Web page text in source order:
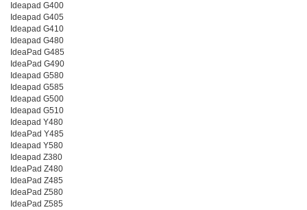
Ideapad G400
Ideapad G405
Ideapad G410
Ideapad G480
IdeaPad G485
IdeaPad G490
Ideapad G580
Ideapad G585
Ideapad G500
Ideapad G510
Ideapad Y480
IdeaPad Y485
Ideapad Y580
Ideapad Z380
IdeaPad Z480
IdeaPad Z485
IdeaPad Z580
IdeaPad Z585